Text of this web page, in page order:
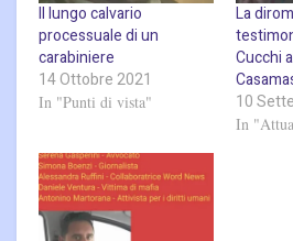
Il lungo calvario
processuale di un
carabiniere
14 Ottobre 2021
In "Punti di vista"
La
Cucchi
10
In